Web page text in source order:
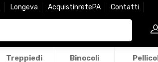
Longeva AcquistinretePA Contatti
Treppiedi Binocoli